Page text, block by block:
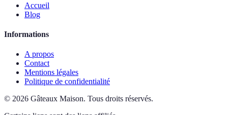
Accueil
Blog
Informations
A propos
Contact
Mentions légales
Politique de confidentialité
© 2026 Gâteaux Maison. Tous droits réservés.